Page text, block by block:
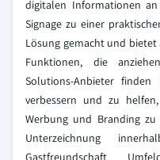
digitalen Informationen
Signage zu einer
Lösung gemacht und
Funktionen, die
Solutions-Anbieter
verbessern und zu
Werbung und Branding
Unterzeichnung
Gastfreundschaft